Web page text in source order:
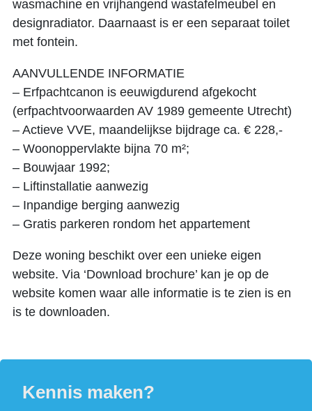
wasmachine en vrijhangend wastafelmeubel en
designradiator. Daarnaast is er een separaat toilet
met fontein.
AANVULLENDE INFORMATIE
– Erfpachtcanon is eeuwigdurend afgekocht
(erfpachtvoorwaarden AV 1989 gemeente Utrecht)
– Actieve VVE, maandelijkse bijdrage ca. € 228,-
– Woonoppervlakte bijna 70 m²;
– Bouwjaar 1992;
– Liftinstallatie aanwezig
– Inpandige berging aanwezig
– Gratis parkeren rondom het appartement
Deze woning beschikt over een unieke eigen
website. Via ‘Download brochure’ kan je op de
website komen waar alle informatie is te zien is en
is te downloaden.
Kennis maken?